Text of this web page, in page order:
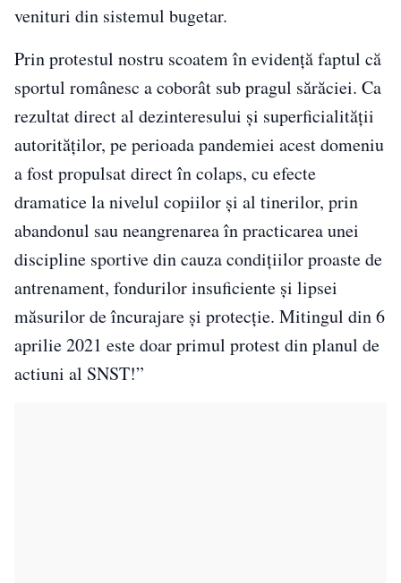
venituri din sistemul bugetar.
Prin protestul nostru scoatem în evidenţă faptul că
sportul românesc a coborât sub pragul sărăciei. Ca
rezultat direct al dezinteresului şi superficialităţii
autorităţilor, pe perioada pandemiei acest domeniu
a fost propulsat direct în colaps, cu efecte
dramatice la nivelul copiilor şi al tinerilor, prin
abandonul sau neangrenarea în practicarea unei
discipline sportive din cauza condiţiilor proaste de
antrenament, fondurilor insuficiente şi lipsei
măsurilor de încurajare şi protecţie. Mitingul din 6
aprilie 2021 este doar primul protest din planul de
actiuni al SNST!”